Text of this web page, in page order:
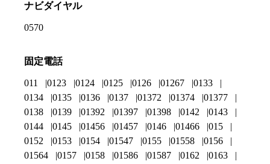
ナビダイヤル
0570
固定電話
011 0123 0124 0125 0126 01267
0133
0134
0135 0136 0137 01372 01374
01377
0138
0139 01392 01397 01398 0142
0143
0144
0145 01456 01457 0146 01466
015
0152
0153 0154 01547 0155 01558
0156
01564
0157 0158 01586 01587 0162
0163